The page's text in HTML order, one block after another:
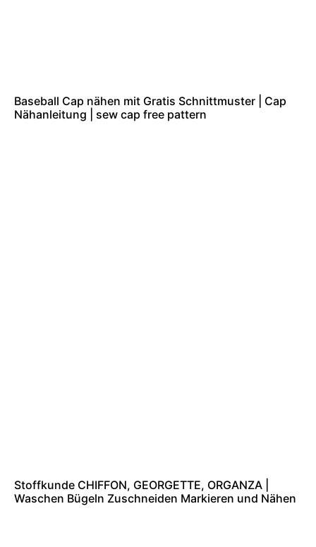
Baseball Cap nähen mit Gratis Schnittmuster | Cap
Nähanleitung | sew cap free pattern
Stoffkunde CHIFFON, GEORGETTE, ORGANZA |
Waschen Bügeln Zuschneiden Markieren und Nähen